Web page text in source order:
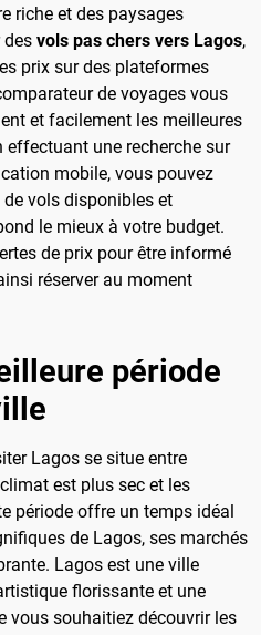
riche et des paysages
des vols pas chers vers Lagos,
prix sur des plateformes
de voyages vous
et facilement les meilleures
une recherche sur
mobile, vous pouvez
vols disponibles et
le mieux à votre budget.
de prix pour être informé
réserver au moment
période
Lagos se situe entre
est plus sec et les
période offre un temps idéal
de Lagos, ses marchés
Lagos est une ville
florissante et une
vous souhaitiez découvrir les